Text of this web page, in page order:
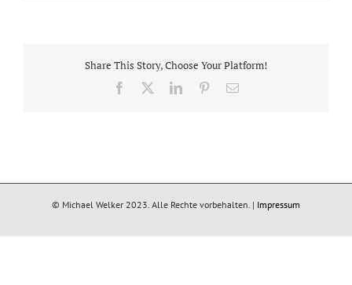
Share This Story, Choose Your Platform!
Facebook LinkedInPinterest
E-
© Michael Welker 2023. Alle Rechte vorbehalten. | Impressum